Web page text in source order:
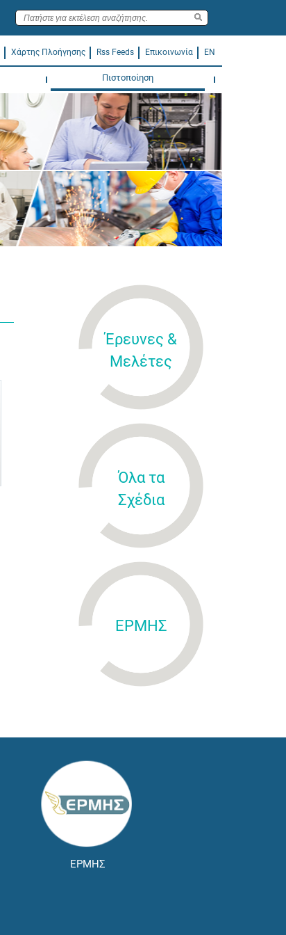
Χάρτης Πλοήγησης Rss Feeds Επικοινωνία EN
Πιστοποίηση
Έρευνες &
Μελέτες
Όλα τα
Σχέδια
ΕΡΜΗΣ
ΕΡΜΗΣ